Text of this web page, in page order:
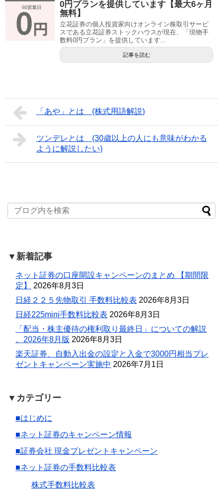
0円プランを提供しています【最大6ヶ月
無料】
立花証券の個人投資家向けオンライン株取引サービ
スである立花証券ストックハウスが現在、「現物手
数料0円プラン」を提供しています...
記事を読む
「あや」とは (株式用語解説)
ツンデレとは (30歳以上の人にも意味がわかる
ように解説したい)
▼新着記事
ネット証券の口座開設キャンペーンのまとめ 【期間限
定】
2026年8月3日
日経２２５先物取引 手数料比較表 2026年8月3日
日経225mini手数料比較表 2026年8月3日
「配当・株主優待の権利取り最終日」についての解説
。2026年8月版 2026年8月3日
楽天証券、自動入出金の設定と入金で3000円相当プレ
ゼントキャンペーン実施中 2026年7月1日
▼カテゴリー
■はじめに
■ネット証券のキャンペーン情報
■証券会社 現金プレゼントキャンペーン
■ネット証券の手数料比較表
株式手数料比較表